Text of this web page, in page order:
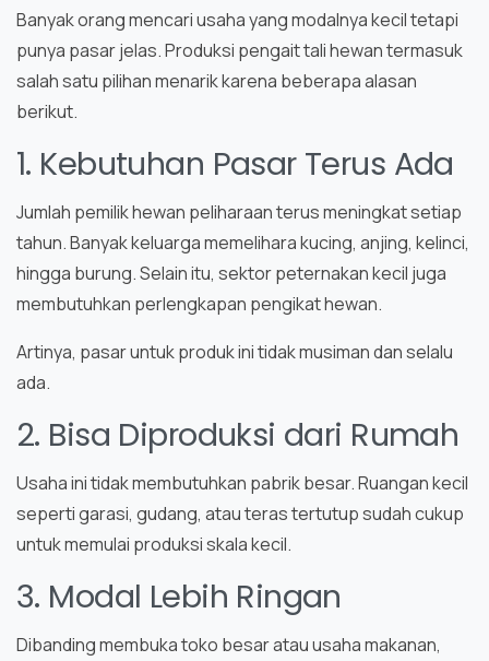
Banyak orang mencari usaha yang modalnya kecil tetapi
punya pasar jelas. Produksi pengait tali hewan termasuk
salah satu pilihan menarik karena beberapa alasan
berikut.
1. Kebutuhan Pasar Terus Ada
Jumlah pemilik hewan peliharaan terus meningkat setiap
tahun. Banyak keluarga memelihara kucing, anjing, kelinci,
hingga burung. Selain itu, sektor peternakan kecil juga
membutuhkan perlengkapan pengikat hewan.
Artinya, pasar untuk produk ini tidak musiman dan selalu
ada.
2. Bisa Diproduksi dari Rumah
Usaha ini tidak membutuhkan pabrik besar. Ruangan kecil
seperti garasi, gudang, atau teras tertutup sudah cukup
untuk memulai produksi skala kecil.
3. Modal Lebih Ringan
Dibanding membuka toko besar atau usaha makanan,